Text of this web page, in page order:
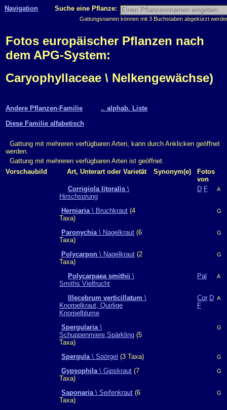
Navigation Suche eine Pflanze:
Gattungsnamen können mit 3 Buchstaben abgekürzt
Fotos europäischer Pflanzen nach
dem APG-System:
Caryophyllaceae \ Nelkengewächse)
Andere Pflanzen-Familie
.. alphab. Liste
Diese Familie alfabetisch
Gattung mit mehreren verfügbaren Arten, kann durch Anklicken geöffnet
werden.
Gattung mit mehreren verfügbaren Arten ist geöffnet.
Vorschaubild
Art, Unterart oder Varietät Synonym(e)
Fotos
von
Corrigiola litoralis \
Hirschsprung
D F A
Herniaria\ Bruchkraut (4
Taxa)
G
Paronychia\ Nagelkraut (6
Taxa)
G
Polycarpon \ Nagelkraut (2
Taxa)
G
Polycarpaea smithii \
Smiths Vielfrucht
Pal A
Illecebrum verticillatum \
Knorpelkraut, Quirlige
Knorpelblume
Cor D
F
A
Spergularia\
Schuppenmiere,Spärkling (5
Taxa)
G
Spergula\ Spörgel (3 Taxa) G
Gypsophila\ Gipskraut (7
Taxa)
G
Saponaria\ Seifenkraut (6
Taxa)
G